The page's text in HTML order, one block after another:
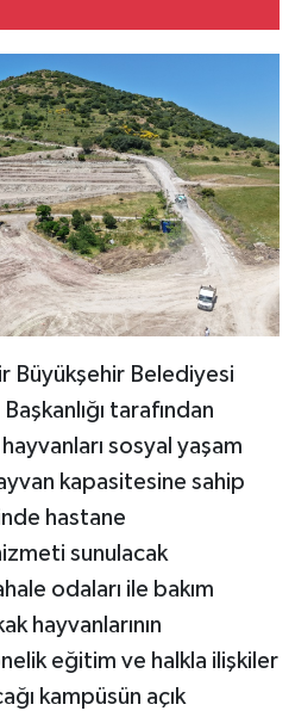
Büyükşehir Belediyesi
tarafından
sosyal yaşam
kapasitesine sahip
hastane
sunulacak
odaları ile bakım
hayvanlarının
eğitim ve halkla ilişkiler
kampüsün açık